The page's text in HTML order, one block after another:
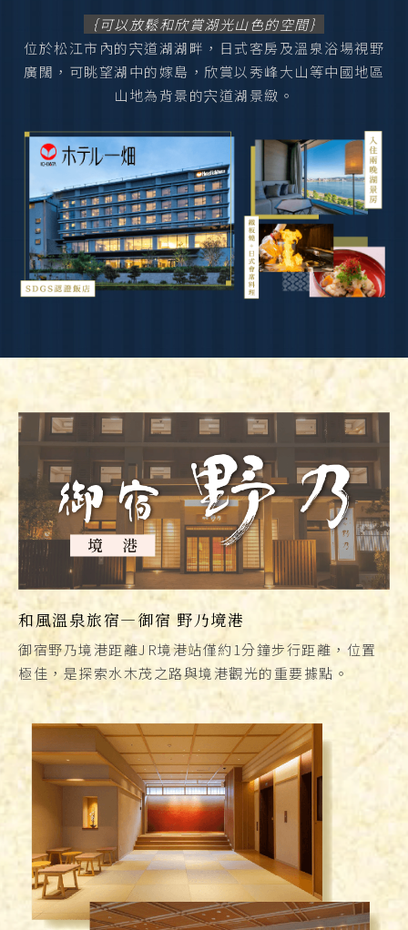
｛可以放鬆和欣賞湖光山色的空間｝
位於松江市內的宍道湖湖畔，日式客房及溫泉浴場視野
廣闊，可眺望湖中的嫁島，欣賞以秀峰大山等中國地區
山地為背景的宍道湖景緻。
和風溫泉旅宿—御宿 野乃境港
御宿野乃境港距離JR境港站僅約1分鐘步行距離，位置
極佳，是探索水木茂之路與境港觀光的重要據點。